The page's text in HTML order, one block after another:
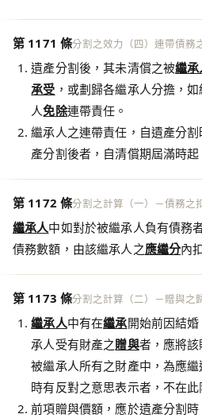
第 1171 條分割之效力（四）連帶債務
遺產分割後，其未清償之被繼承
承受 ，或劃歸各繼承人分擔，如
人免除連帶責任。
繼承人之連帶責任，自遺產分
產分割後者，自清償期屆滿時
第 1172 條分割之計算（一）－債務之
繼承人中如對於被繼承人負有債務
債務數額，由該繼承人之應繼分內
第 1173 條分割之計算（二）－贈與之
繼承人中有在繼承開始前因結
承人受有財產之贈與者，應將
被繼承人所有之財產中，為應
時有反對之意思表示者，不在此
前項贈與價額，應於遺產分割